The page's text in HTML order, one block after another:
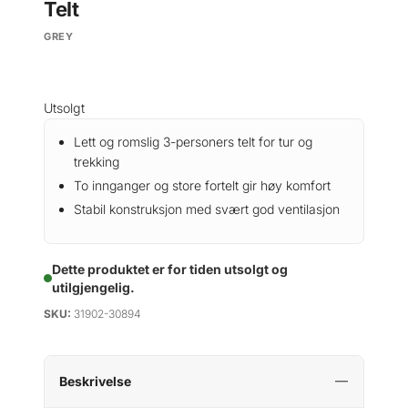
Telt
GREY
Utsolgt
Lett og romslig 3-personers telt for tur og
trekking
To innganger og store fortelt gir høy komfort
Stabil konstruksjon med svært god ventilasjon
Dette produktet er for tiden utsolgt og
utilgjengelig.
SKU: 31902-30894
Beskrivelse